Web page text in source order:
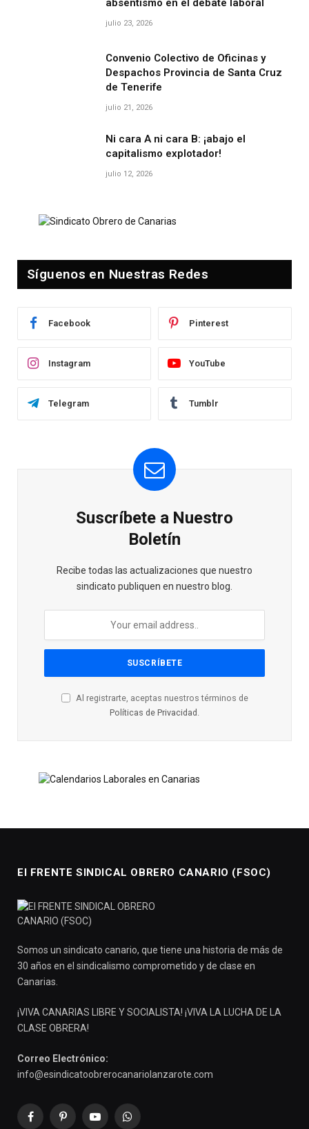
absentismo en el debate laboral
julio 23, 2026
Convenio Colectivo de Oficinas y
Despachos Provincia de Santa Cruz
de Tenerife
julio 21, 2026
Ni cara A ni cara B: ¡abajo el
capitalismo explotador!
julio 12, 2026
Síguenos en Nuestras Redes
Facebook Pinterest
Instagram YouTube
Telegram Tumblr
Suscríbete a Nuestro
Boletín
Recibe todas las actualizaciones que nuestro
sindicato publiquen en nuestro blog.
Al registrarte, aceptas nuestros términos de
Políticas de Privacidad
El FRENTE SINDICAL OBRERO CANARIO (FSOC)
Somos un sindicato canario, que tiene una historia de más de
30 años en el sindicalismo comprometido y de clase en
Canarias.
¡VIVA CANARIAS LIBRE Y SOCIALISTA! ¡VIVA LA LUCHA DE LA
CLASE OBRERA!
Correo Electrónico:
info@esindicatoobrerocanariolanzarote.com
FacebookPinterestYouTubeWhatsApp